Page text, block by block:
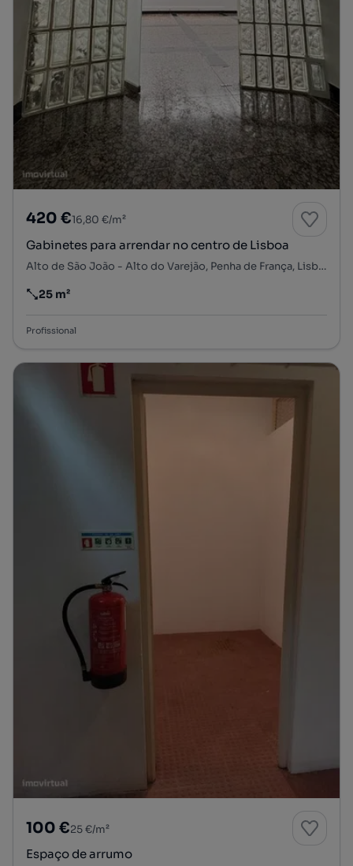
420 €16,80 €/m²
Gabinetes para arrendar no centro de Lisboa
Alto de São João - Alto do Varejão, Penha de França, Lisboa, Lisboa
Preço por metro quadrado
25 m²
Profissional
100 €25 €/m²
Espaço de arrumo